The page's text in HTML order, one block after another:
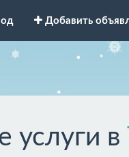
Добавить
услуги в